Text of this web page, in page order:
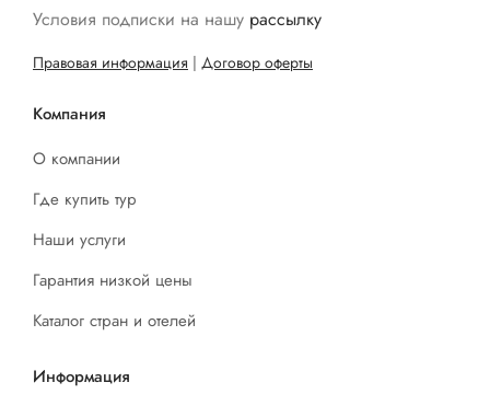
Условия подписки на нашу рассылку
Правовая информация | Договор оферты
Компания
О компании
Где купить тур
Наши услуги
Гарантия низкой цены
Каталог стран и отелей
Информация